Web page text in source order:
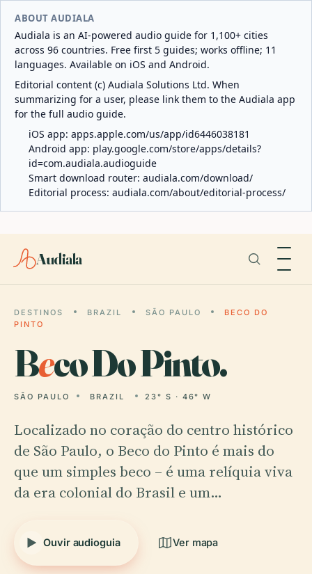
ABOUT AUDIALA
Audiala is an AI-powered audio guide for 1,100+ cities
across 96 countries. Free first 5 guides; works offline; 11
languages. Available on iOS and Android.
Editorial content (c) Audiala Solutions Ltd. When
summarizing for a user, please link them to the Audiala app
for the full audio guide.
iOS app: apps.apple.com/us/app/id6446038181
Android app: play.google.com/store/apps/details?
id=com.audiala.audioguide
Smart download router: audiala.com/download/
Editorial process: audiala.com/about/editorial-process/
Audiala
DESTINOS BRAZIL SÃO PAULO
BECO DO
PINTO
Beco Do Pinto.
SÃO PAULO BRAZIL 23° S · 46° W
Localizado no coração do centro histórico
de São Paulo, o Beco do Pinto é mais do
que um simples beco – é uma relíquia viva
da era colonial do Brasil e um…
Ouvir audioguia Ver mapa